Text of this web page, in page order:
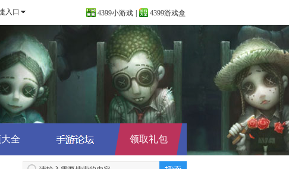
入口 4399小游戏 4399游戏盒
全 领取礼包